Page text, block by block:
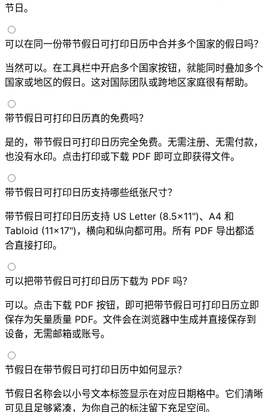
节日。
可以在同一份带节假日可打印日历中合并多个国家的假日吗？
当然可以。在工具栏中开启多个国家按钮，就能同时叠加多个
国家或地区的假日。这对国际团队或跨地区家庭很有帮助。
带节假日可打印日历真的免费吗？
是的，带节假日可打印日历完全免费。无需注册、无需付款，
也没有水印。点击打印或下载 PDF 即可立即获得文件。
带节假日可打印日历支持哪些纸张尺寸？
带节假日可打印日历支持 US Letter (8.5×11")、A4 和
Tabloid (11×17")，横向和纵向都可用。所有 PDF 导出都适
合直接打印。
可以把带节假日可打印日历下载为 PDF 吗？
可以。点击下载 PDF 按钮，即可把带节假日可打印日历立即
保存为矢量质量 PDF。文件会在浏览器中生成并直接保存到
设备，无需邮箱或账号。
节假日在带节假日可打印日历中如何显示？
节假日名称会以小号文本标签显示在对应日期格中。它们清晰
可见且足够紧凑，为你自己的标注留下充足空间。